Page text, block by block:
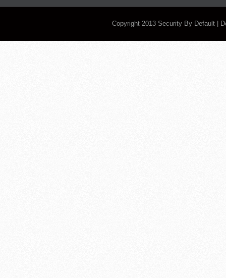
Copyright 2013 Security By Default |